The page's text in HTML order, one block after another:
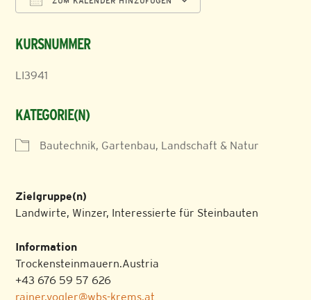
KURSNUMMER
LI3941
KATEGORIE(N)
Bautechnik, Gartenbau, Landschaft & Natur
Zielgruppe(n)
Landwirte, Winzer, Interessierte für Steinbauten
Information
Trockensteinmauern.Austria
+43 676 59 57 626
rainer.vogler@wbs-krems.at